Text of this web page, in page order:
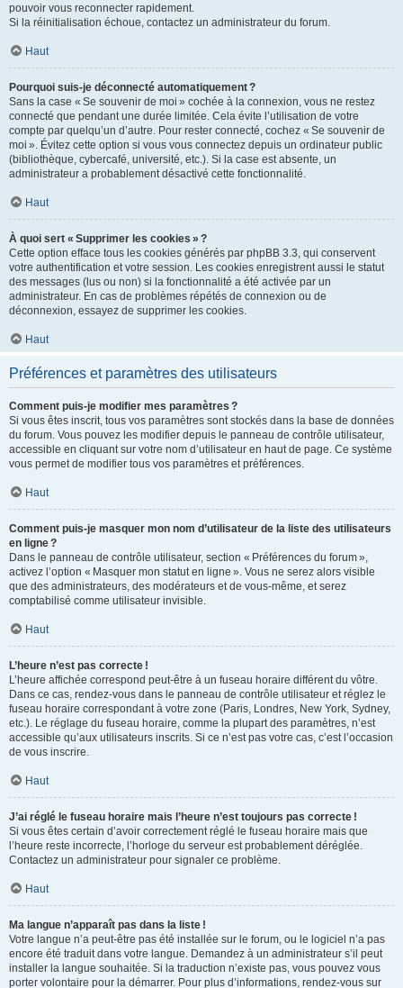
pouvoir vous reconnecter rapidement.
Si la réinitialisation échoue, contactez un administrateur du forum.
Haut
Pourquoi suis-je déconnecté automatiquement ?
Sans la case « Se souvenir de moi » cochée à la connexion, vous ne restez
connecté que pendant une durée limitée. Cela évite l’utilisation de votre
compte par quelqu’un d’autre. Pour rester connecté, cochez « Se souvenir de
moi ». Évitez cette option si vous vous connectez depuis un ordinateur public
(bibliothèque, cybercafé, université, etc.). Si la case est absente, un
administrateur a probablement désactivé cette fonctionnalité.
Haut
À quoi sert « Supprimer les cookies » ?
Cette option efface tous les cookies générés par phpBB 3.3, qui conservent
votre authentification et votre session. Les cookies enregistrent aussi le statut
des messages (lus ou non) si la fonctionnalité a été activée par un
administrateur. En cas de problèmes répétés de connexion ou de
déconnexion, essayez de supprimer les cookies.
Haut
Préférences et paramètres des utilisateurs
Comment puis-je modifier mes paramètres ?
Si vous êtes inscrit, tous vos paramètres sont stockés dans la base de données
du forum. Vous pouvez les modifier depuis le panneau de contrôle utilisateur,
accessible en cliquant sur votre nom d’utilisateur en haut de page. Ce système
vous permet de modifier tous vos paramètres et préférences.
Haut
Comment puis-je masquer mon nom d’utilisateur de la liste des utilisateurs
en ligne ?
Dans le panneau de contrôle utilisateur, section « Préférences du forum »,
activez l’option « Masquer mon statut en ligne ». Vous ne serez alors visible
que des administrateurs, des modérateurs et de vous-même, et serez
comptabilisé comme utilisateur invisible.
Haut
L’heure n’est pas correcte !
L’heure affichée correspond peut-être à un fuseau horaire différent du vôtre.
Dans ce cas, rendez-vous dans le panneau de contrôle utilisateur et réglez le
fuseau horaire correspondant à votre zone (Paris, Londres, New York, Sydney,
etc.). Le réglage du fuseau horaire, comme la plupart des paramètres, n’est
accessible qu’aux utilisateurs inscrits. Si ce n’est pas votre cas, c’est l’occasion
de vous inscrire.
Haut
J’ai réglé le fuseau horaire mais l’heure n’est toujours pas correcte !
Si vous êtes certain d’avoir correctement réglé le fuseau horaire mais que
l’heure reste incorrecte, l’horloge du serveur est probablement déréglée.
Contactez un administrateur pour signaler ce problème.
Haut
Ma langue n’apparaît pas dans la liste !
Votre langue n’a peut-être pas été installée sur le forum, ou le logiciel n’a pas
encore été traduit dans votre langue. Demandez à un administrateur s’il peut
installer la langue souhaitée. Si la traduction n’existe pas, vous pouvez vous
porter volontaire pour la démarrer. Pour plus d’informations, rendez-vous sur